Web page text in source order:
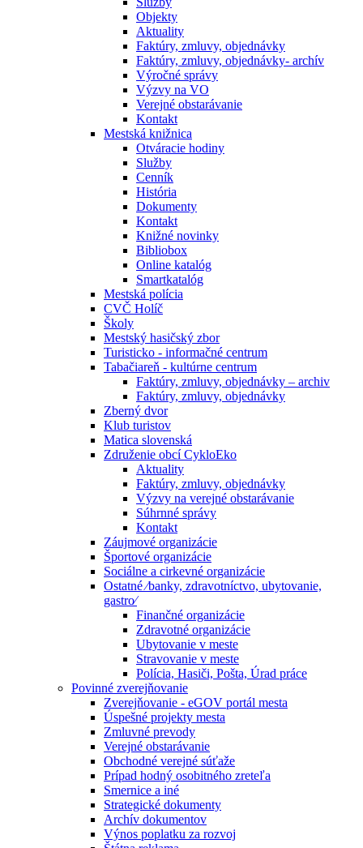
Objekty
Aktuality
Faktúry, zmluvy, objednávky
Faktúry, zmluvy, objednávky- archív
Výročné správy
Výzvy na VO
Verejné obstarávanie
Kontakt
Mestská knižnica
Otváracie hodiny
Služby
Cenník
História
Dokumenty
Kontakt
Knižné novinky
Bibliobox
Online katalóg
Smartkatalóg
Mestská polícia
CVČ Holíč
Školy
Mestský hasičský zbor
Turisticko - informačné centrum
Tabačiareň - kultúrne centrum
Faktúry, zmluvy, objednávky – archiv
Faktúry, zmluvy, objednávky
Zberný dvor
Klub turistov
Matica slovenská
Združenie obcí CykloEko
Aktuality
Faktúry, zmluvy, objednávky
Výzvy na verejné obstarávanie
Súhrnné správy
Kontakt
Záujmové organizácie
Športové organizácie
Sociálne a cirkevné organizácie
Ostatné ⁄banky, zdravotníctvo, ubytovanie,
gastro⁄
Finančné organizácie
Zdravotné organizácie
Ubytovanie v meste
Stravovanie v meste
Polícia, Hasiči, Pošta, Úrad práce
Povinné zverejňovanie
Zverejňovanie - eGOV portál mesta
Úspešné projekty mesta
Zmluvné prevody
Verejné obstarávanie
Obchodné verejné súťaže
Prípad hodný osobitného zreteľa
Smernice a iné
Strategické dokumenty
Archív dokumentov
Výnos poplatku za rozvoj